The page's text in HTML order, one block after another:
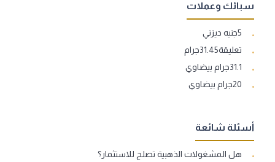
سبائك وعملات
5جنيه ديزني
تعليقة31.45جرام
31.1جرام بيضاوي
20جرام بيضاوي
أسئلة شائعة
هل المشغولات الذهبية تصلح للاستثمار؟